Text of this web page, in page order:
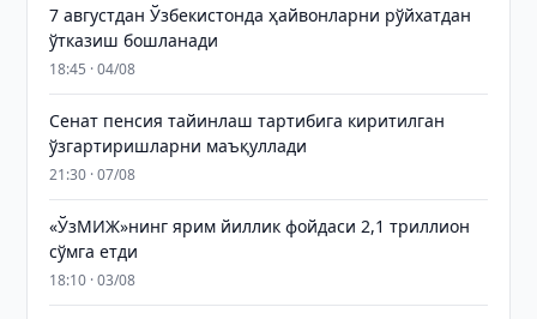
7 августдан Ўзбекистонда ҳайвонларни рўйхатдан
ўтказиш бошланади
18:45 · 04/08
Сенат пенсия тайинлаш тартибига киритилган
ўзгартиришларни маъқуллади
21:30 · 07/08
«ЎзМИЖ»нинг ярим йиллик фойдаси 2,1 триллион
сўмга етди
18:10 · 03/08